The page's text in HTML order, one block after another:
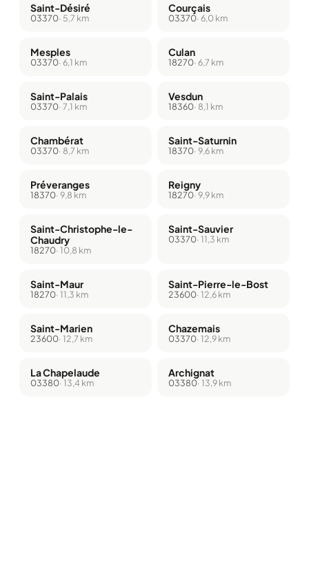
Saint-Désiré
03370· 5,7 km
Courçais
03370· 6,0 km
Mesples
03370· 6,1 km
Culan
18270· 6,7 km
Saint-Palais
03370· 7,1 km
Vesdun
18360· 8,1 km
Chambérat
03370· 8,7 km
Saint-Saturnin
18370· 9,6 km
Préveranges
18370· 9,8 km
Reigny
18270· 9,9 km
Saint-Christophe-le-
Chaudry
18270· 10,8 km
Saint-Sauvier
03370· 11,3 km
Saint-Maur
18270· 11,3 km
Saint-Pierre-le-Bost
23600· 12,6 km
Saint-Marien
23600· 12,7 km
Chazemais
03370· 12,9 km
La Chapelaude
03380· 13,4 km
Archignat
03380· 13,9 km